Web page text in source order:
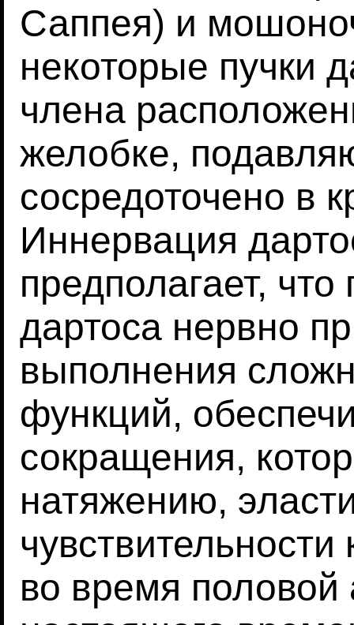
Саппея) и
некоторые пучки
члена
желобке,
сосредоточено в
Иннервация
предполагает,
дартоса нервно
выполнения
функций,
сокращения,
натяжению,
во время половой